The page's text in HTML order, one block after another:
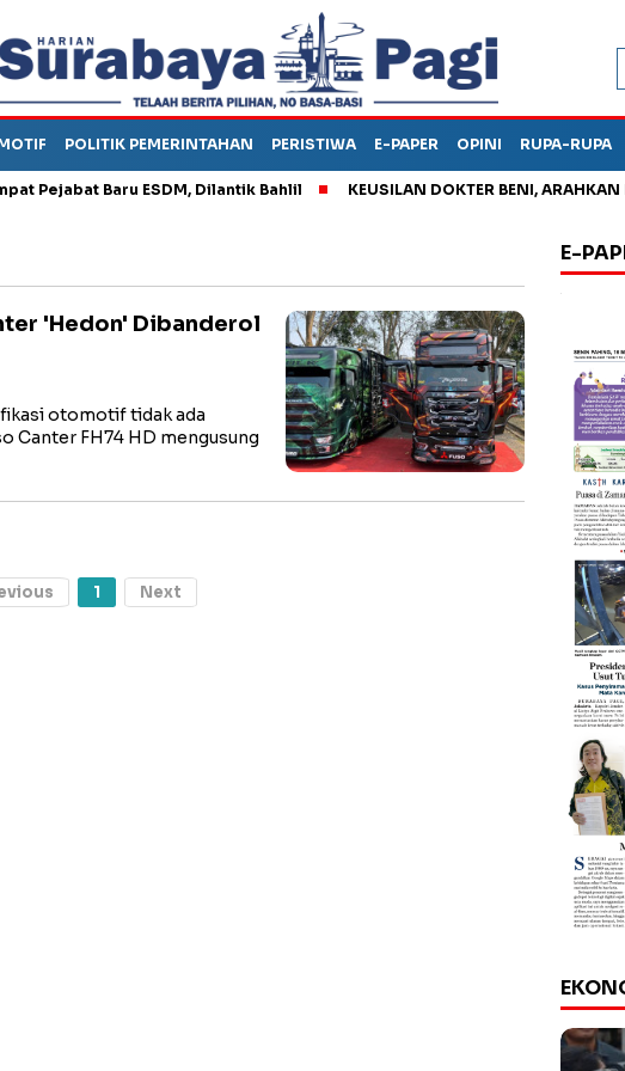
POLITIK PEMERINTAHAN PERISTIWA E-PAPER OPINI RUPA-RUPA
Baru ESDM, Dilantik Bahlil KEUSILAN DOKTER BENI, ARAHKAN
'Hedon' Dibanderol
otomotif tidak ada
Canter FH74 HD mengusung
1 Next
E-